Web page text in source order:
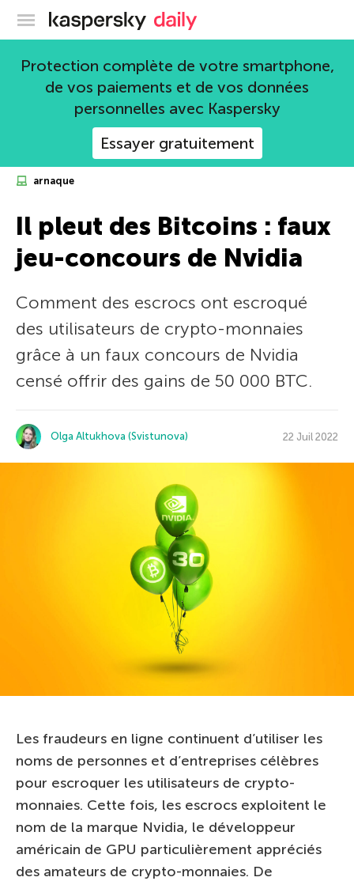
Blog officiel de Kaspersky
Protection complète de votre smartphone,
de vos paiements et de vos données
personnelles avec Kaspersky
Essayer gratuitement
arnaque
Il pleut des Bitcoins : faux
jeu-concours de Nvidia
Comment des escrocs ont escroqué
des utilisateurs de crypto-monnaies
grâce à un faux concours de Nvidia
censé offrir des gains de 50 000 BTC.
Olga Altukhova (Svistunova) 22 Juil 2022
Les fraudeurs en ligne continuent d’utiliser les
noms de personnes et d’entreprises célèbres
pour escroquer les utilisateurs de crypto-
monnaies. Cette fois, les escrocs exploitent le
nom de la marque Nvidia, le développeur
américain de GPU particulièrement appréciés
des amateurs de crypto-monnaies. De